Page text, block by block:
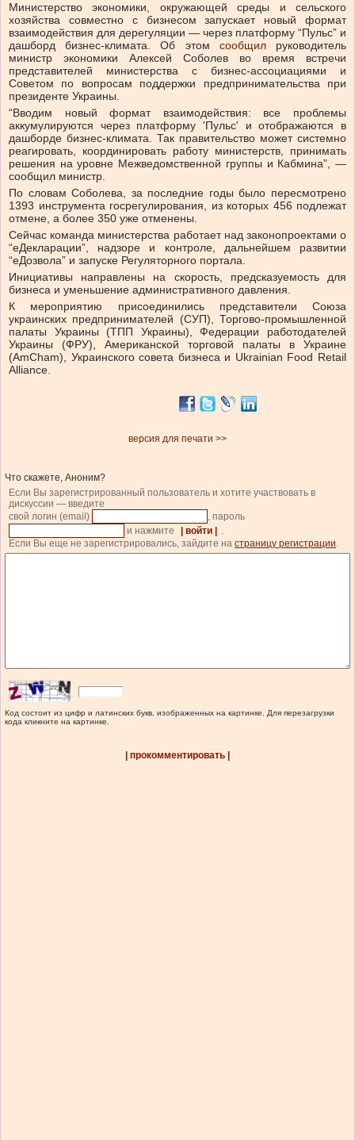
Министерство экономики, окружающей среды и сельского
хозяйства совместно с бизнесом запускает новый формат
взаимодействия для дерегуляции — через платформу “Пульс” и
дашборд бизнес-климата.
Об этом сообщил
руководитель
министр экономики Алексей Соболев во время встречи
представителей министерства с бизнес-ассоциациями и
Советом по вопросам поддержки предпринимательства при
президенте Украины.
“Вводим новый формат взаимодействия: все проблемы
аккумулируются через платформу 'Пульс' и отображаются в
дашборде бизнес-климата. Так правительство может системно
реагировать, координировать работу министерств, принимать
решения на уровне Межведомственной группы и Кабмина”, —
сообщил министр.
По словам Соболева, за последние годы было пересмотрено
1393 инструмента госрегулирования, из которых 456 подлежат
отмене, а более 350 уже отменены.
Сейчас команда министерства работает над законопроектами о
“еДекларации”, надзоре и контроле, дальнейшем развитии
“еДозвола” и запуске Регуляторного портала.
Инициативы направлены на скорость, предсказуемость для
бизнеса и уменьшение административного давления.
К мероприятию присоединились представители Союза
украинских предпринимателей (СУП), Торгово-промышленной
палаты Украины (ТПП Украины), Федерации работодателей
Украины (ФРУ), Американской торговой палаты в Украине
(AmCham), Украинского совета бизнеса и Ukrainian Food Retail
Alliance.
версия для печати >>
Что скажете, Аноним?
Если Вы зарегистрированный пользователь и хотите участвовать в
дискуссии — введите
свой логин (email)
, пароль
и нажмите
| войти |
.
Если Вы еще не зарегистрировались, зайдите на страницу регистрации.
Код состоит из цифр и латинских букв, изображенных на картинке. Для перезагрузки
кода кликните на картинке.
| прокомментировать |